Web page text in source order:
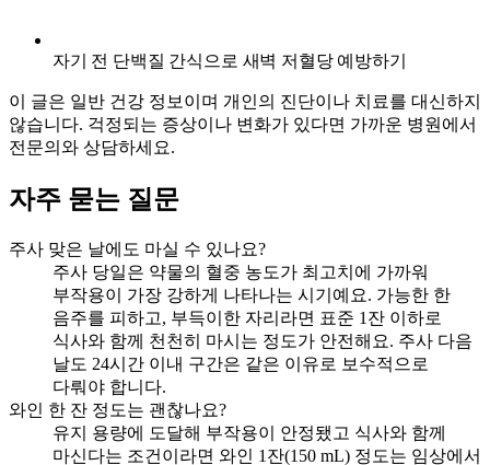
자기 전 단백질 간식으로 새벽 저혈당 예방하기
이 글은 일반 건강 정보이며 개인의 진단이나 치료를 대신하지
않습니다. 걱정되는 증상이나 변화가 있다면 가까운 병원에서
전문의와 상담하세요.
자주 묻는 질문
주사 맞은 날에도 마실 수 있나요?
주사 당일은 약물의 혈중 농도가 최고치에 가까워
부작용이 가장 강하게 나타나는 시기예요. 가능한 한
음주를 피하고, 부득이한 자리라면 표준 1잔 이하로
식사와 함께 천천히 마시는 정도가 안전해요. 주사 다음
날도 24시간 이내 구간은 같은 이유로 보수적으로
다뤄야 합니다.
와인 한 잔 정도는 괜찮나요?
유지 용량에 도달해 부작용이 안정됐고 식사와 함께
마신다는 조건이라면 와인 1잔(150 mL) 정도는 임상에서